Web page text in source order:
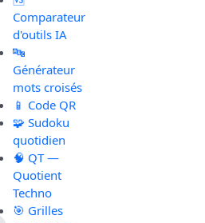
Comparateur
d'outils IA
🔤
Générateur
mots croisés
📱 Code QR
🧩 Sudoku
quotidien
🧠 QT —
Quotient
Techno
🎯 Grilles